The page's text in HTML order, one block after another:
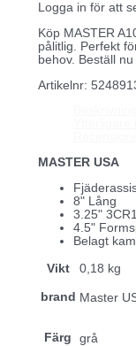
Logga in för att
Köp MASTER
pålitlig. Perfekt
behov. Beställ
Artikelnr:
MASTER USA
8" Lång
3.25"
4.5"
Belagt
Vikt 0,18 kg
brand Master
Färg grå